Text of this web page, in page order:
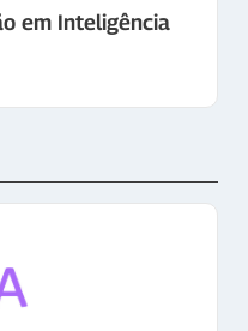
em Inteligência